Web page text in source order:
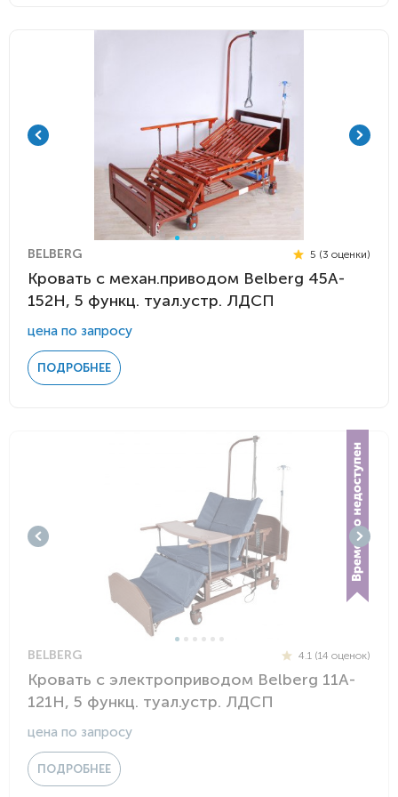
BELBERG 5 (3 оценки)
Кровать с механ.приводом Belberg 45A-
152H, 5 функц. туал.устр. ЛДСП
цена по запросу
ПОДРОБНЕЕ
BELBERG 4.1 (14 оценок)
Кровать с электроприводом Belberg 11A-
121Н, 5 функц. туал.устр. ЛДСП
цена по запросу
ПОДРОБНЕЕ